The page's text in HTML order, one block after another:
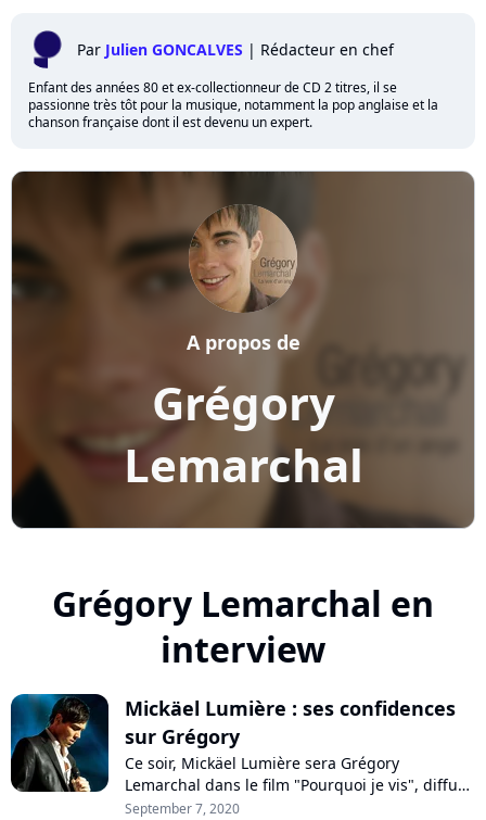
Par Julien GONCALVES | Rédacteur en chef
Enfant des années 80 et ex-collectionneur de CD 2 titres, il se
passionne très tôt pour la musique, notamment la pop anglaise et la
chanson française dont il est devenu un expert.
Grégory
Lemarchal
A propos de
Grégory Lemarchal en
interview
Mickäel Lumière : ses confidences
sur Grégory
Ce soir, Mickäel Lumière sera Grégory
Lemarchal dans le film "Pourquoi je vis", diffusé
sur TF1. Pourquoi le comédien ne chante-t-il
September 7, 2020